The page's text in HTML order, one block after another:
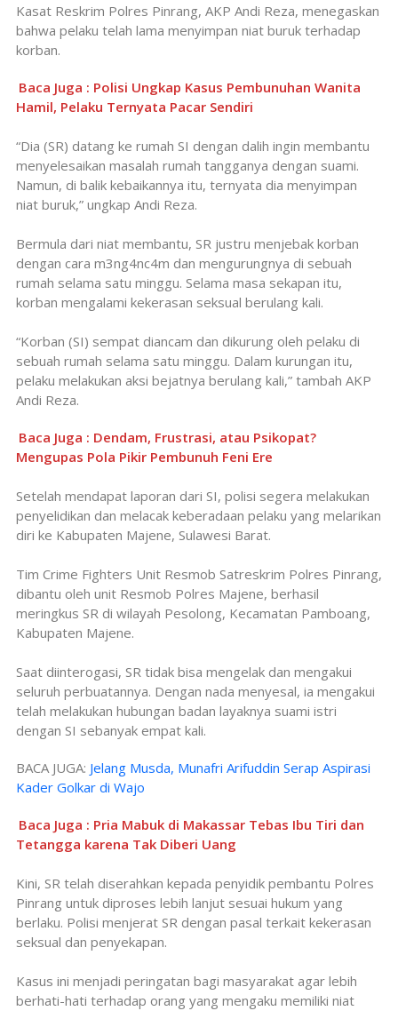
Kasat Reskrim Polres Pinrang, AKP Andi Reza, menegaskan
bahwa pelaku telah lama menyimpan niat buruk terhadap
korban.
Baca Juga : Polisi Ungkap Kasus Pembunuhan Wanita
Hamil, Pelaku Ternyata Pacar Sendiri
“Dia (SR) datang ke rumah SI dengan dalih ingin membantu
menyelesaikan masalah rumah tangganya dengan suami.
Namun, di balik kebaikannya itu, ternyata dia menyimpan
niat buruk,” ungkap Andi Reza.
Bermula dari niat membantu, SR justru menjebak korban
dengan cara m3ng4nc4m dan mengurungnya di sebuah
rumah selama satu minggu. Selama masa sekapan itu,
korban mengalami kekerasan seksual berulang kali.
“Korban (SI) sempat diancam dan dikurung oleh pelaku di
sebuah rumah selama satu minggu. Dalam kurungan itu,
pelaku melakukan aksi bejatnya berulang kali,” tambah AKP
Andi Reza.
Baca Juga : Dendam, Frustrasi, atau Psikopat?
Mengupas Pola Pikir Pembunuh Feni Ere
Setelah mendapat laporan dari SI, polisi segera melakukan
penyelidikan dan melacak keberadaan pelaku yang melarikan
diri ke Kabupaten Majene, Sulawesi Barat.
Tim Crime Fighters Unit Resmob Satreskrim Polres Pinrang,
dibantu oleh unit Resmob Polres Majene, berhasil
meringkus SR di wilayah Pesolong, Kecamatan Pamboang,
Kabupaten Majene.
Saat diinterogasi, SR tidak bisa mengelak dan mengakui
seluruh perbuatannya. Dengan nada menyesal, ia mengakui
telah melakukan hubungan badan layaknya suami istri
dengan SI sebanyak empat kali.
BACA JUGA: Jelang Musda, Munafri Arifuddin Serap Aspirasi
Kader Golkar di Wajo
Baca Juga : Pria Mabuk di Makassar Tebas Ibu Tiri dan
Tetangga karena Tak Diberi Uang
Kini, SR telah diserahkan kepada penyidik pembantu Polres
Pinrang untuk diproses lebih lanjut sesuai hukum yang
berlaku. Polisi menjerat SR dengan pasal terkait kekerasan
seksual dan penyekapan.
Kasus ini menjadi peringatan bagi masyarakat agar lebih
berhati-hati terhadap orang yang mengaku memiliki niat